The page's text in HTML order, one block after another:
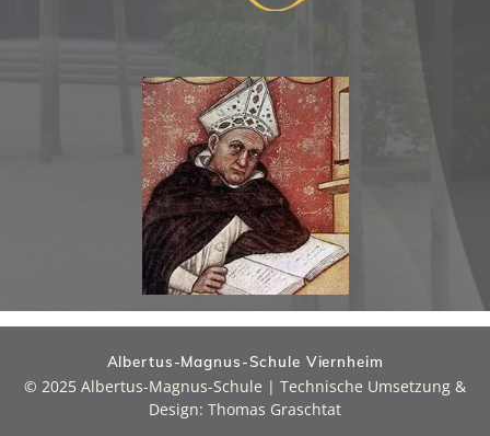
Albertus-Magnus-Schule Viernheim
© 2025 Albertus-Magnus-Schule | Technische Umsetzung &
Design: Thomas Graschtat